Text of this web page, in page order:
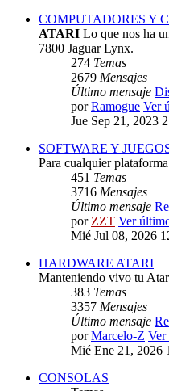
COMPUTADORES Y
ATARI Lo que nos ha
7800 Jaguar Lynx.
274 Temas
2679 Mensajes
Último mensaje
porRamogue Ver
Jue Sep 21, 2023
SOFTWARE Y
Para cualquier
451 Temas
3716 Mensajes
Último mensaje
porZZT Ver
Mié Jul 08, 2026
HARDWARE ATARI
Manteniendo vivo tu
383 Temas
3357 Mensajes
Último mensaje
porMarcelo-Z Ver
Mié Ene 21, 2026
CONSOLAS